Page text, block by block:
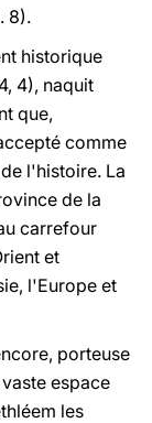
8).
historique
4, 4), naquit
que,
comme
l'histoire. La
de la
carrefour
et
l'Europe et
porteuse
espace
les